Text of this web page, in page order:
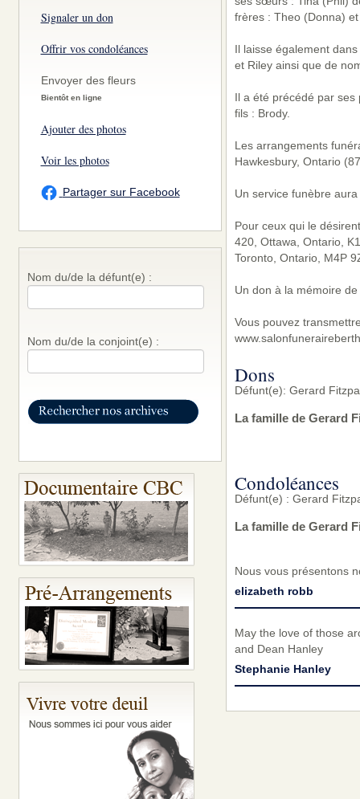
Signaler un don
Offrir vos condoléances
Envoyer des fleurs
Bientôt en ligne
Ajouter des photos
Voir les photos
Partager sur Facebook
Nom du/de la défunt(e) :
Nom du/de la conjoint(e) :
frères : Theo (Donna)
Il laisse également
et Riley ainsi que de
Il a été précédé par
fils : Brody.
Les arrangements
Hawkesbury, Ontario
Un service funèbre
Pour ceux qui le
420, Ottawa, Ontario,
Toronto, Ontario, M4P
Un don à la mémoire
Vous pouvez
Dons
Défunt(e): Gerard
La famille de Gerard
Condoléances
Défunt(e) : Gerard
La famille de Gerard
Nous vous présentons
elizabeth robb
May the love of those
and Dean Hanley
Stephanie Hanley